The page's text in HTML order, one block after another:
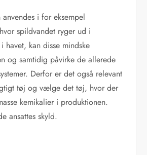
anvendes i for eksempel
spildvandet ryger ud i
havet, kan disse mindske
og samtidig påvirke de allerede
Derfor er det også relevant
tøj og vælge det tøj, hvor der
kemikalier i produktionen.
ansattes skyld.